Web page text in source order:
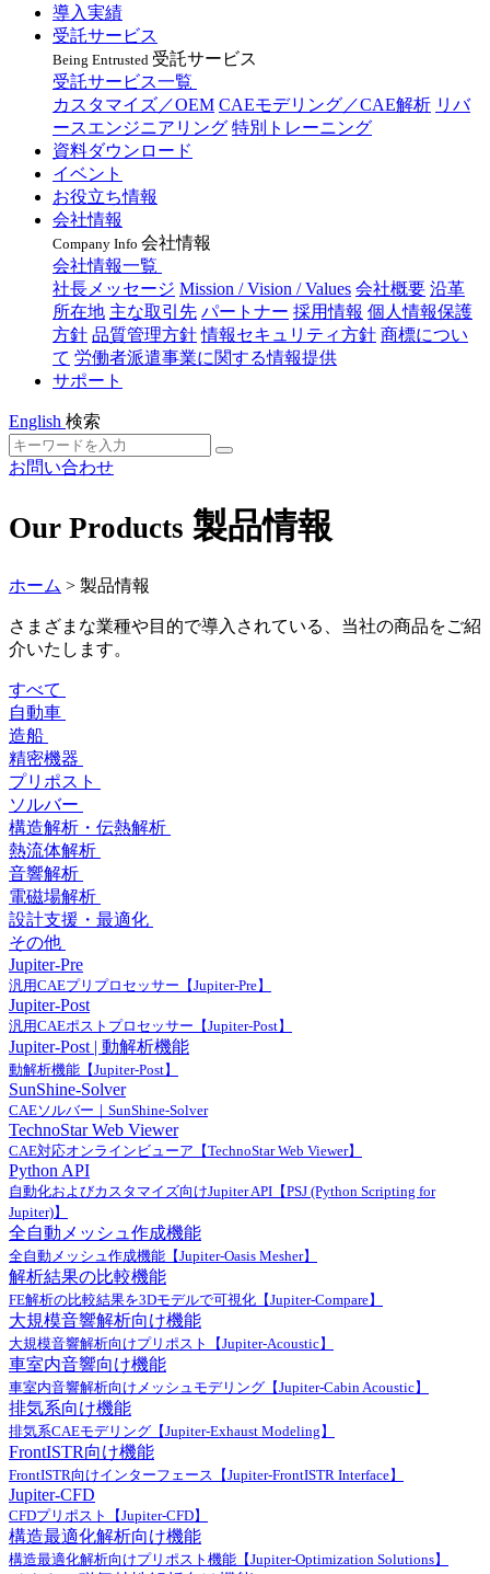
導入実績
受託サービス
Being Entrusted 受託サービス
受託サービス一覧
カスタマイズ／OEM CAEモデリング／CAE解析 リバ
ースエンジニアリング 特別トレーニング
資料ダウンロード
イベント
お役立ち情報
会社情報
Company Info 会社情報
会社情報一覧
社長メッセージ Mission / Vision / Values 会社概要 沿革
所在地 主な取引先 パートナー 採用情報 個人情報保護
方針 品質管理方針 情報セキュリティ方針 商標につい
て 労働者派遣事業に関する情報提供
サポート
English 検索
お問い合わせ
Our Products 製品情報
ホーム > 製品情報
さまざまな業種や目的で導入されている、当社の商品をご紹
介いたします。
すべて
自動車
造船
精密機器
プリポスト
ソルバー
構造解析・伝熱解析
熱流体解析
音響解析
電磁場解析
設計支援・最適化
その他
Jupiter-Pre
汎用CAEプリプロセッサー【Jupiter-Pre】
Jupiter-Post
汎用CAEポストプロセッサー【Jupiter-Post】
Jupiter-Post | 動解析機能
動解析機能【Jupiter-Post】
SunShine-Solver
CAEソルバー｜SunShine-Solver
TechnoStar Web Viewer
CAE対応オンラインビューア【TechnoStar Web Viewer】
Python API
自動化およびカスタマイズ向けJupiter API【PSJ (Python Scripting for
Jupiter)】
全自動メッシュ作成機能
全自動メッシュ作成機能【Jupiter-Oasis Mesher】
解析結果の比較機能
FE解析の比較結果を3Dモデルで可視化【Jupiter-Compare】
大規模音響解析向け機能
大規模音響解析向けプリポスト【Jupiter-Acoustic】
車室内音響向け機能
車室内音響解析向けメッシュモデリング【Jupiter-Cabin Acoustic】
排気系向け機能
排気系CAEモデリング【Jupiter-Exhaust Modeling】
FrontISTR向け機能
FrontISTR向けインターフェース【Jupiter-FrontISTR Interface】
Jupiter-CFD
CFDプリポスト【Jupiter-CFD】
構造最適化解析向け機能
構造最適化解析向けプリポスト機能【Jupiter-Optimization Solutions】